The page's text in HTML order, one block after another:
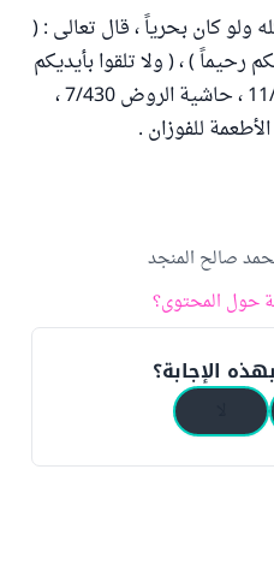
ولو كان بحرياً ، قال تعالى : (
رحيماً ) ، ( ولا تلقوا بأيديكم
إلى التهلكة ) . يُنظر المغني 11/83 ، حاشية الروض 7/430 ،
صالح المنجد
حول المحتوى؟
الإجابة؟